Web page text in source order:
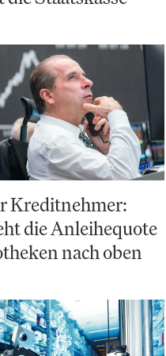
Kreditnehmer:
die Anleihequote
nach oben